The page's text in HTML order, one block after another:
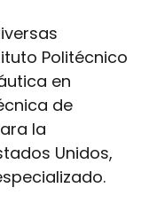
Politécnico
en
de
la
Unidos,